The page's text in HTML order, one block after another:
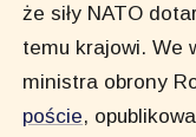
że siły NATO
temu krajowi. We
ministra obrony
poście,